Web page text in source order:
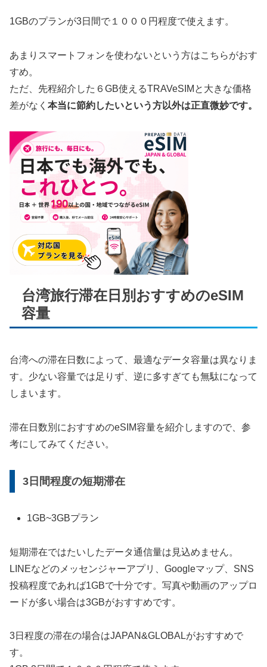
1GBのプランが3日間で１０００円程度で使えます。
あまりスマートフォンを使わないという方はこちらがおす
すめ。
ただ、先程紹介した６GB使えるTRAVeSIMと大きな価格
差がなく 本当に節約したいという方以外は正直微妙です。
台湾旅行滞在日別おすすめのeSIM
容量
台湾への滞在日数によって、最適なデータ容量は異なりま
す。少ない容量では足りず、逆に多すぎても無駄になって
しまいます。
滞在日数別におすすめのeSIM容量を紹介しますので、参
考にしてみてください。
3日間程度の短期滞在
1GB~3GBプラン
短期滞在ではたいしたデータ通信量は見込めません。
LINEなどのメッセンジャーアプリ、Googleマップ、SNS
投稿程度であれば1GBで十分です。写真や動画のアップロ
ードが多い場合は3GBがおすすめです。
3日程度の滞在の場合はJAPAN&GLOBALがおすすめで
す。